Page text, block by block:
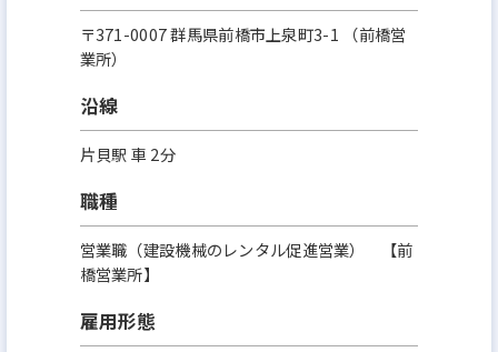
〒371-0007 群馬県前橋市上泉町3-1 （前橋営
業所）
沿線
片貝駅 車 2分
職種
営業職（建設機械のレンタル促進営業） 【前
橋営業所】
雇用形態